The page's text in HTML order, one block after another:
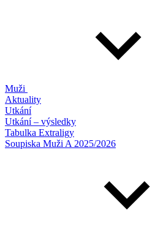
Muži
Aktuality
Utkání
Utkání – výsledky
Tabulka Extraligy
Soupiska Muži A 2025/2026